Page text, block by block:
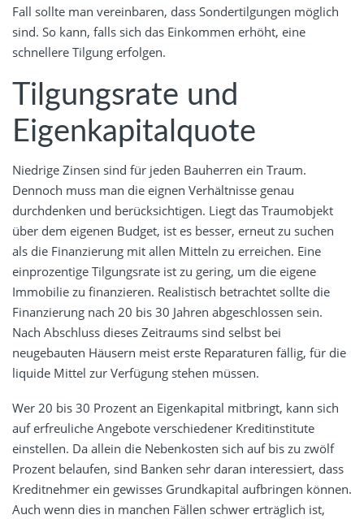
Fall sollte man vereinbaren, dass Sondertilgungen möglich
sind. So kann, falls sich das Einkommen erhöht, eine
schnellere Tilgung erfolgen.
Tilgungsrate und
Eigenkapitalquote
Niedrige Zinsen sind für jeden Bauherren ein Traum.
Dennoch muss man die eignen Verhältnisse genau
durchdenken und berücksichtigen. Liegt das Traumobjekt
über dem eigenen Budget, ist es besser, erneut zu suchen
als die Finanzierung mit allen Mitteln zu erreichen. Eine
einprozentige Tilgungsrate ist zu gering, um die eigene
Immobilie zu finanzieren. Realistisch betrachtet sollte die
Finanzierung nach 20 bis 30 Jahren abgeschlossen sein.
Nach Abschluss dieses Zeitraums sind selbst bei
neugebauten Häusern meist erste Reparaturen fällig, für die
liquide Mittel zur Verfügung stehen müssen.
Wer 20 bis 30 Prozent an Eigenkapital mitbringt, kann sich
auf erfreuliche Angebote verschiedener Kreditinstitute
einstellen. Da allein die Nebenkosten sich auf bis zu zwölf
Prozent belaufen, sind Banken sehr daran interessiert, dass
Kreditnehmer ein gewisses Grundkapital aufbringen können.
Auch wenn dies in manchen Fällen schwer erträglich ist,